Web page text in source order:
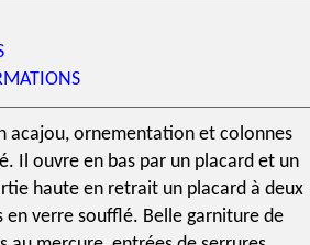
acajou, ornementation et colonnes
. Il ouvre en bas par un placard et un
haute en retrait un placard à deux
en verre soufflé. Belle garniture de